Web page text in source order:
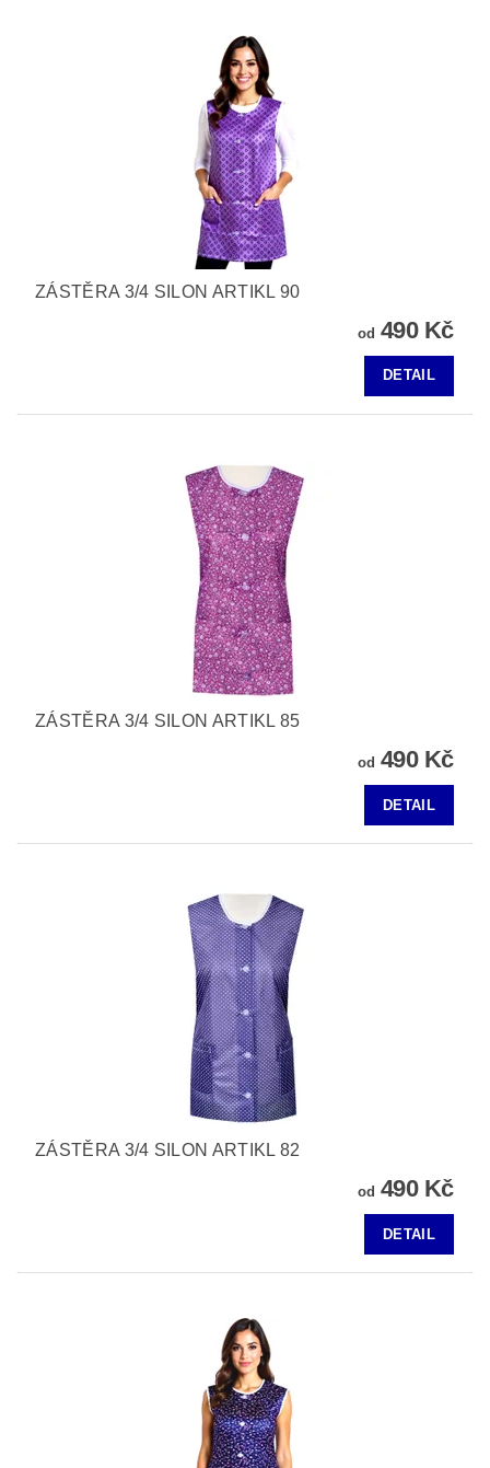
ZÁSTĚRA 3/4 SILON ARTIKL 90
od 490 Kč
DETAIL
ZÁSTĚRA 3/4 SILON ARTIKL 85
od 490 Kč
DETAIL
ZÁSTĚRA 3/4 SILON ARTIKL 82
od 490 Kč
DETAIL